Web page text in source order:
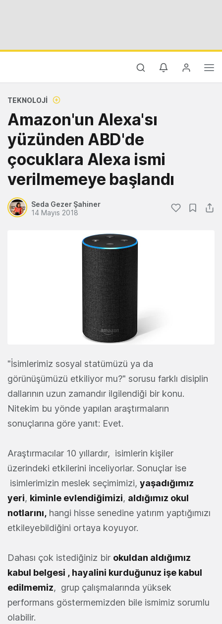
TEKNOLOJI
Amazon'un Alexa'sı
yüzünden ABD'de
çocuklara Alexa ismi
verilmemeye başlandı
Seda Gezer Şahiner
14 Mayıs 2018
"İsimlerimiz sosyal statümüzü ya da
görünüşümüzü etkiliyor mu?" sorusu farklı disiplin
dallarının uzun zamandır ilgilendiği bir konu.
Nitekim bu yönde yapılan araştırmaların
sonuçlarına göre yanıt: Evet.
Araştırmacılar 10 yıllardır, isimlerin kişiler
üzerindeki etkilerini inceliyorlar. Sonuçlar ise
isimlerimizin meslek seçimimizi, yaşadığımız
yeri, kiminle evlendiğimizi, aldığımız okul
notlarını, hangi hisse senedine yatırım yaptığımızı
etkileyebildiğini ortaya koyuyor.
Dahası çok istediğiniz bir okuldan aldığımız
kabul belgesi , hayalini kurduğunuz işe kabul
edilmemiz, grup çalışmalarında yüksek
performans göstermemizden bile ismimiz sorumlu
olabilir.